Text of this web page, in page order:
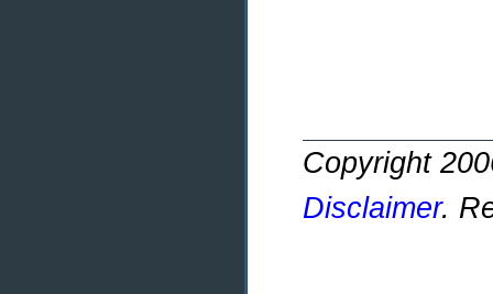
Copyright
Disclaimer.